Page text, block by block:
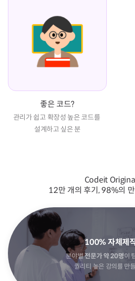
좋은 코드?
관리가 쉽고 확장성 높은 코드를
설계하고 싶은 분
Codeit
12만 개의 후기, 98%의
100% 자체제
분야별전문가 약 20명이
퀄리티 높은 강의를 만